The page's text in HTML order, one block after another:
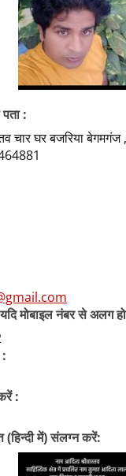
:
चार घर बजरिया बेगमगंज
मोबाइल नंबर से अलग
:
:
(हिन्दी में) संलग्न करें: